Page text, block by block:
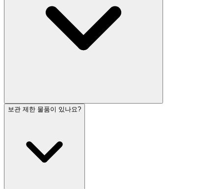
보관 제한 물품이 있나요?